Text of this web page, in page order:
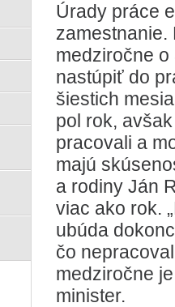
Úrady práce
zamestnanie.
medziročne
nastúpiť do
šiestich
pol rok,
pracovali a
majú
a rodiny Ján
viac ako rok.
ubúda
čo
medziročne
minister.